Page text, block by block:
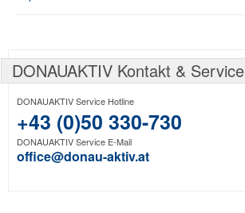
DONAUAKTIV Kontakt & Service
DONAUAKTIV Service Hotline
+43 (0)50 330-730
DONAUAKTIV Service E-Mail
office@donau-aktiv.at